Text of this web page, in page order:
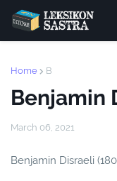
Home B
Benjamin
March 06, 2021
Benjamin Disraeli